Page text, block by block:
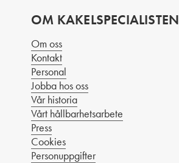
OM KAKELSPECIALISTEN
Om oss
Kontakt
Personal
Jobba hos oss
Vår historia
Vårt hållbarhetsarbete
Press
Cookies
Personuppgifter